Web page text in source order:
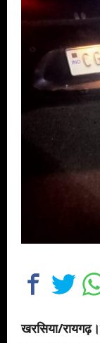
खरसिया/रायगढ़।